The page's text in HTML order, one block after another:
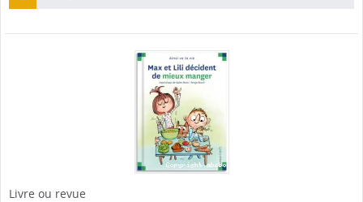
Livre ou revue